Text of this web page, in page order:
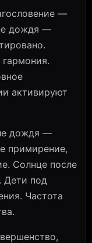
—
дождя —
активируют
дождя —
примирение,
Солнце после
Дети под
Частота